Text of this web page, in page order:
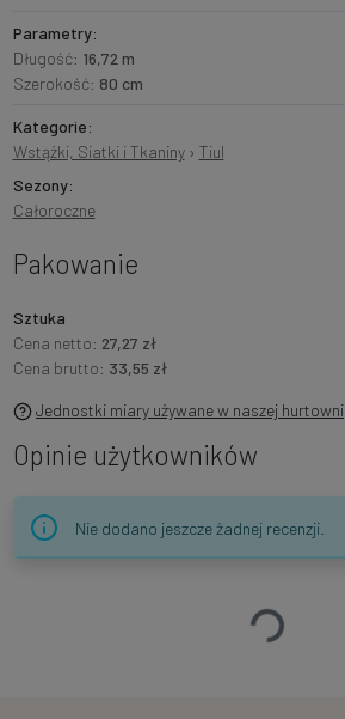
Parametry:
Długość: 16,72 m
Szerokość: 80 cm
Kategorie:
Wstążki, Siatki i Tkaniny› Tiul
Sezony:
Całoroczne
Pakowanie
Sztuka
Cena netto: 27,27 zł
Cena brutto: 33,55 zł
Jednostki miary używane w naszej hurtowni
Opinie użytkowników
Nie dodano jeszcze żadnej recenzji.
Ładowanie…